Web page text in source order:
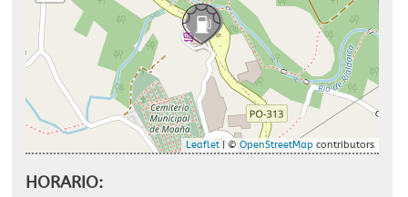
Leaflet| © OpenStreetMap contributors
HORARIO: